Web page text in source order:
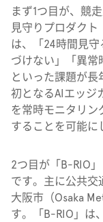
まず1つ目が、競
見守りプロダク
は、「24時間見
づけない」「異常
といった課題が
初となるAIエッジ
を常時モニタリン
することを可能に
2つ目が「B-RIO
です。主に公共交
大阪市（Osaka
す。「B-RIO」は